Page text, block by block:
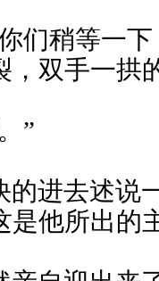
们稍等一下
，双手一拱
”
进去述说
是他所出的